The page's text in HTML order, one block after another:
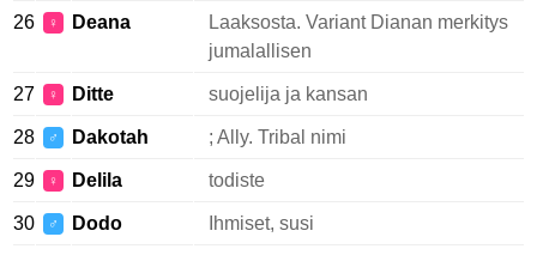
26 ♀ Deana
Laaksosta. Variant Dianan merkitys
jumalallisen
27 ♀ Ditte suojelija ja kansan
28 ♂ Dakotah ; Ally. Tribal nimi
29 ♀ Delila todiste
30 ♂ Dodo Ihmiset, susi